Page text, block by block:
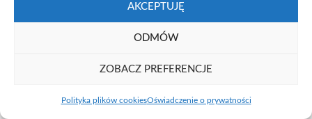
AKCEPTUJĘ
ODMÓW
ZOBACZ PREFERENCJE
Polityka plików cookiesOświadczenie o prywatności